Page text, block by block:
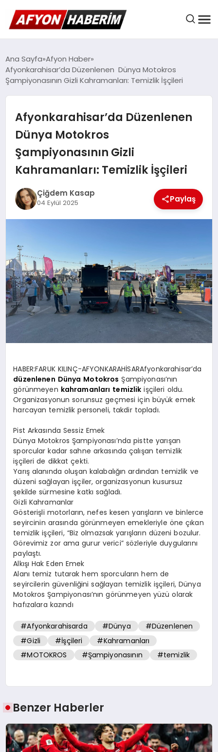
AFYON HABER
GÜNDEM
BELEDIYELER
EKONOMI
DÜNYA
MAGAZIN
SAĞLIK
Ana Sayfa Afyon Haber
Afyonkarahisar’da Düzenlenen Dünya Motokros
Şampiyonasının Gizli Kahramanları: Temizlik İşçileri
Afyonkarahisar’da Düzenlenen
Dünya Motokros
Şampiyonasının Gizli
Kahramanları: Temizlik İşçileri
Çiğdem Kasap
04 Eylül 2025 Paylaş
HABER:FARUK KILINÇ-AFYONKARAHİSARAfyonkarahisar’da
düzenlenen Dünya Motokros Şampiyonası’nın
görünmeyen kahramanları temizlik işçileri oldu.
Organizasyonun sorunsuz geçmesi için büyük emek
harcayan temizlik personeli, takdir topladı.
Pist Arkasında Sessiz Emek
Dünya Motokros Şampiyonası’nda pistte yarışan
sporcular kadar sahne arkasında çalışan temizlik
işçileri de dikkat çekti.
Yarış alanında oluşan kalabalığın ardından temizlik ve
düzeni sağlayan işçiler, organizasyonun kusursuz
şekilde sürmesine katkı sağladı.
Gizli Kahramanlar
Gösterişli motorların, nefes kesen yarışların ve binlerce
seyircinin arasında görünmeyen emekleriyle öne çıkan
temizlik işçileri, “Biz olmazsak yarışların düzeni bozulur.
Görevimiz zor ama gurur verici” sözleriyle duygularını
paylaştı.
Alkışı Hak Eden Emek
Alanı temiz tutarak hem sporcuların hem de
seyircilerin güvenliğini sağlayan temizlik işçileri, Dünya
Motokros Şampiyonası’nın görünmeyen yüzü olarak
hafızalara kazındı
#Afyonkarahisarda #Dünya
#Düzenlenen
#Gizli
#İşçileri
#Kahramanları
#MOTOKROS
#Şampiyonasının #temizlik
Benzer Haberler